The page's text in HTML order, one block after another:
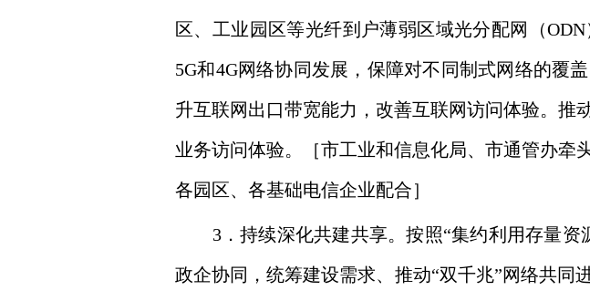
区、工业园区等光纤到户薄弱区域光分配网（
5G和4G网络协同发展，保障对不同制式网络的覆
升互联网出口带宽能力，改善互联网访问体验。推
业务访问体验。［市工业和信息化局、市通管办牵
各园区、各基础电信企业配合］
3．持续深化共建共享。按照“集约利用存量资
政企协同，统筹建设需求、推动“双千兆”网络共